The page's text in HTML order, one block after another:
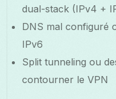
dual-stack (IPv4 +
DNS mal configuré
IPv6
Split tunneling ou
contourner le VPN